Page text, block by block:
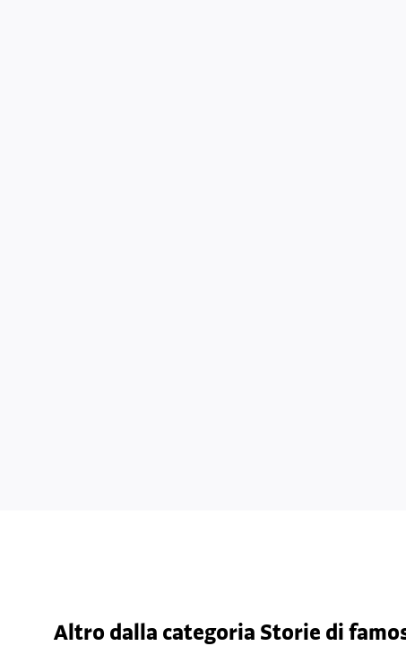
Altro dalla categoria Storie di